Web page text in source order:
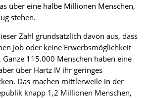
über eine halbe Millionen Menschen,
stehen.
Zahl grundsätzlich davon aus, dass
Job oder keine Erwerbsmöglichkeit
115.000 Menschen haben eine
über Hartz IV ihr geringes
Das machen mittlerweile in der
knapp 1,2 Millionen Menschen,